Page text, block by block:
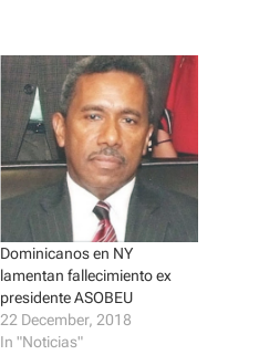
Dominicanos en NY
lamentan fallecimiento ex
presidente ASOBEU
22 December, 2018
In "Noticias"